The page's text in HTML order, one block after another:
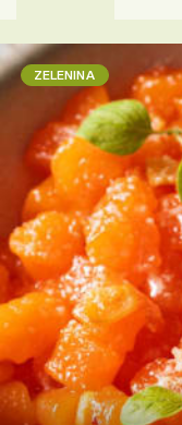
ZELENINA